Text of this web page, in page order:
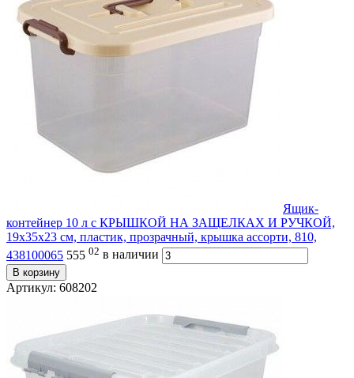
Ящик-
контейнер 10 л с КРЫШКОЙ НА ЗАЩЕЛКАХ И РУЧКОЙ,
19х35х23 см, пластик, прозрачный, крышка ассорти, 810,
438100065 555 02 в наличии
В корзину
Артикул: 608202